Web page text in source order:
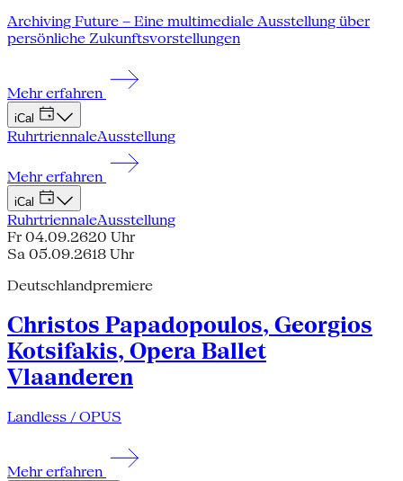
Archiving Future – Eine multimediale Ausstellung über
persönliche Zukunftsvorstellungen
Mehr erfahren
iCal
RuhrtriennaleAusstellung
Mehr erfahren
iCal
RuhrtriennaleAusstellung
Fr 04.09.2620 Uhr
Sa 05.09.2618 Uhr
Deutschlandpremiere
Christos Papadopoulos, Georgios
Kotsifakis, Opera Ballet
Vlaanderen
Landless / OPUS
Mehr erfahren